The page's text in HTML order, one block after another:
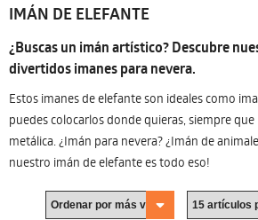
IMÁN DE ELEFANTE
¿Buscas un imán artístico? Descubre
divertidos imanes para nevera.
Estos imanes de elefante son ideales como
puedes colocarlos donde quieras, siempre que
metálica. ¿Imán para nevera? ¿Imán de
nuestro imán de elefante es todo eso!